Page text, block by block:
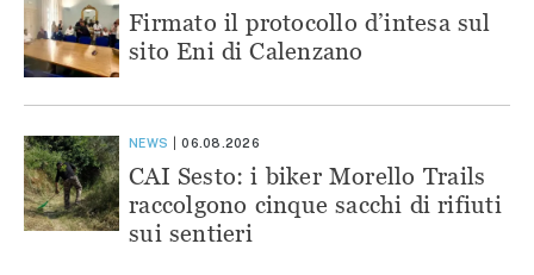
Firmato il protocollo d’intesa sul
sito Eni di Calenzano
NEWS 06.08.2026
CAI Sesto: i biker Morello Trails
raccolgono cinque sacchi di rifiuti
sui sentieri